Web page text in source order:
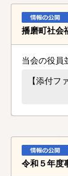
播磨町社会
当会の役員
【添付フ
令和５年度